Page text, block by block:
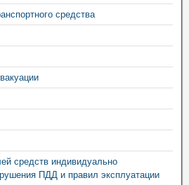
средства
средств индивидуально
ПДД и правил эксплуатации